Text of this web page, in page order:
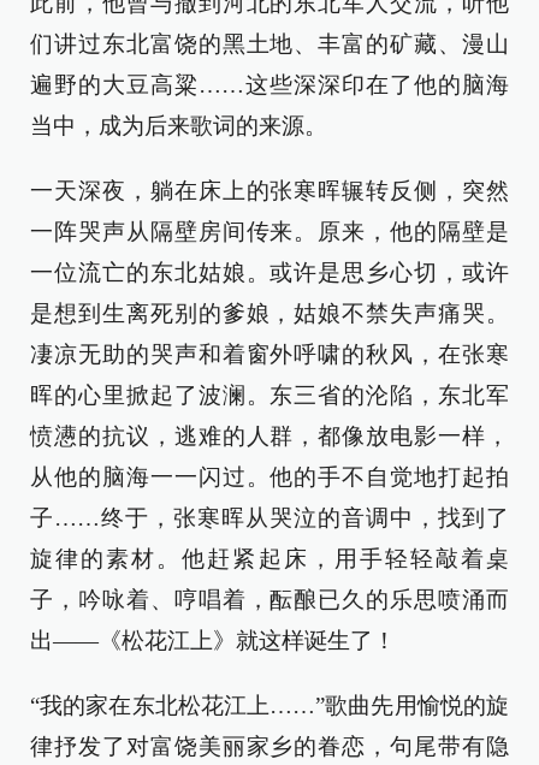
们讲过东北富饶的黑土地、丰富的矿藏、漫山
遍野的大豆高粱……这些深深印在了他的脑海
当中，成为后来歌词的来源。
一天深夜，躺在床上的张寒晖辗转反侧，突然
一阵哭声从隔壁房间传来。原来，他的隔壁是
一位流亡的东北姑娘。或许是思乡心切，或许
是想到生离死别的爹娘，姑娘不禁失声痛哭。
凄凉无助的哭声和着窗外呼啸的秋风，在张寒
晖的心里掀起了波澜。东三省的沦陷，东北军
愤懑的抗议，逃难的人群，都像放电影一样，
从他的脑海一一闪过。他的手不自觉地打起拍
子……终于，张寒晖从哭泣的音调中，找到了
旋律的素材。他赶紧起床，用手轻轻敲着桌
子，吟咏着、哼唱着，酝酿已久的乐思喷涌而
出——《松花江上》就这样诞生了！
“我的家在东北松花江上……”歌曲先用愉悦的旋
律抒发了对富饶美丽家乡的眷恋，句尾带有隐